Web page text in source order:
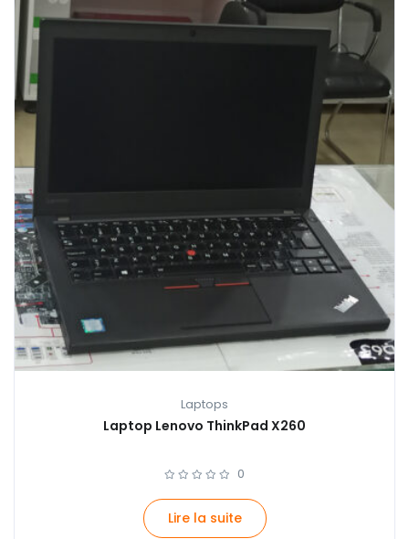
Laptops
Laptop Lenovo ThinkPad X260
0
Lire la suite